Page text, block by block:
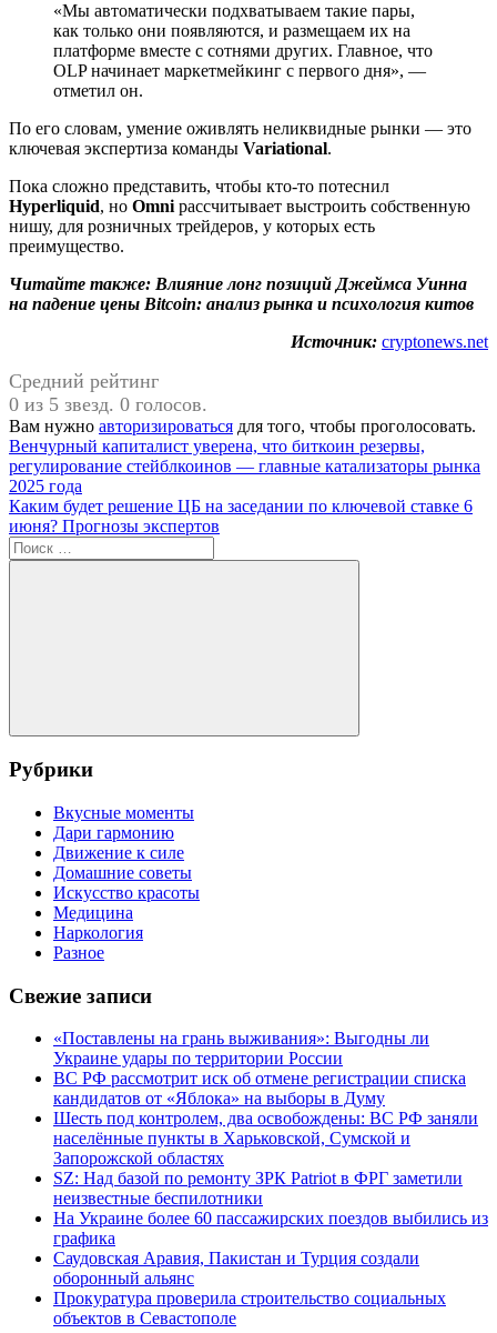
«Мы автоматически подхватываем такие пары,
как только они появляются, и размещаем их на
платформе вместе с сотнями других. Главное, что
OLP начинает маркетмейкинг с первого дня», —
отметил он.
По его словам, умение оживлять неликвидные рынки — это
ключевая экспертиза команды Variational.
Пока сложно представить, чтобы кто-то потеснил
Hyperliquid, но Omniрассчитывает выстроить собственную
нишу, для розничных трейдеров, у которых есть
преимущество.
Читайте также: Влияние лонг позиций Джеймса Уинна
на падение цены Bitcoin: анализ рынка и психология китов
Источник: cryptonews.net
Средний рейтинг
0 из 5 звезд. 0 голосов.
Вам нужно авторизироваться для того, чтобы проголосовать.
Навигация
по
записям
Предыдущая
запись:
Венчурный капиталист уверена, что биткоин резервы,
регулирование стейблкоинов — главные катализаторы рынка
2025 года
Следующая
запись:
Каким будет решение ЦБ на заседании по ключевой ставке 6
июня? Прогнозы экспертов
Поиск
для:
Поиск
Рубрики
Вкусные моменты
Дари гармонию
Движение к силе
Домашние советы
Искусство красоты
Медицина
Наркология
Разное
Свежие записи
«Поставлены на грань выживания»: Выгодны ли
Украине удары по территории России
ВС РФ рассмотрит иск об отмене регистрации списка
кандидатов от «Яблока» на выборы в Думу
Шесть под контролем, два освобождены: ВС РФ заняли
населённые пункты в Харьковской, Сумской и
Запорожской областях
SZ: Над базой по ремонту ЗРК Patriot в ФРГ заметили
неизвестные беспилотники
На Украине более 60 пассажирских поездов выбились из
графика
Саудовская Аравия, Пакистан и Турция создали
оборонный альянс
Прокуратура проверила строительство социальных
объектов в Севастополе